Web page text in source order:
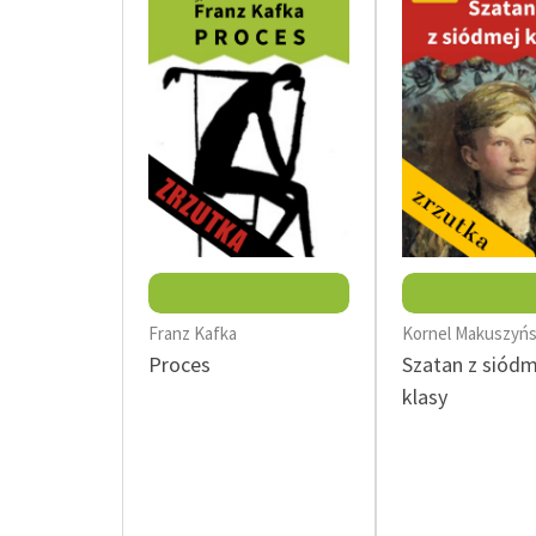
Franz Kafka
Proces
Kornel
Szatan z
klasy